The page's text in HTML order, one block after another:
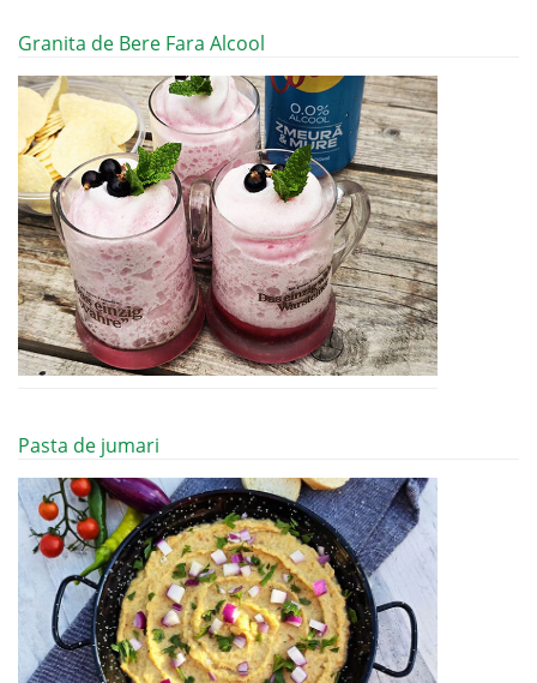
Granita de Bere Fara Alcool
Pasta de jumari